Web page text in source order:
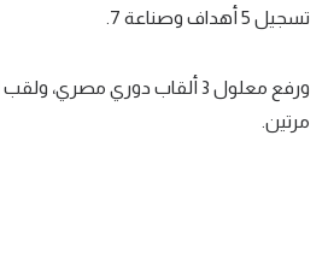
أمريكا
تسجيل 5 أهداف وصناعة 7.
ورفع معلول 3 ألقاب دوري
مرتين.